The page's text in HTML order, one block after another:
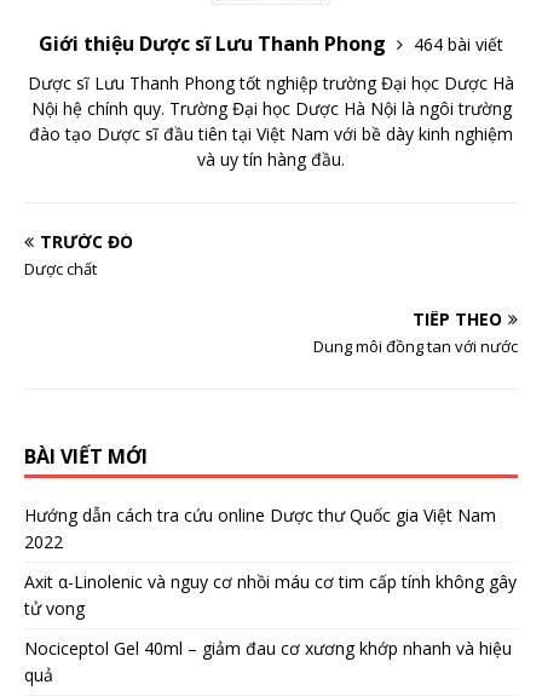
Giới thiệu Dược sĩ Lưu Thanh Phong
464 bài viết
Dược sĩ Lưu Thanh Phong tốt nghiệp trường Đại học Dược Hà
Nội hệ chính quy. Trường Đại học Dược Hà Nội là ngôi trường
đào tạo Dược sĩ đầu tiên tại Việt Nam với bề dày kinh nghiệm
và uy tín hàng đầu.
TRƯỚC ĐÓ
Dược chất
TIẾP THEO
Dung môi đồng tan với nước
BÀI VIẾT MỚI
Hướng dẫn cách tra cứu online Dược thư Quốc gia Việt Nam
2022
Axit α-Linolenic và nguy cơ nhồi máu cơ tim cấp tính không gây
tử vong
Nociceptol Gel 40ml – giảm đau cơ xương khớp nhanh và hiệu
quả